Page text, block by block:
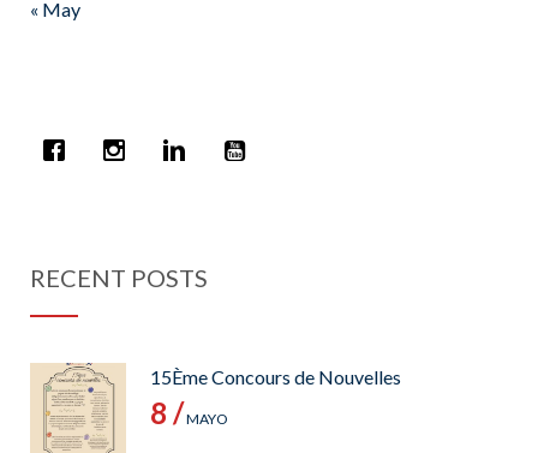
« May
RECENT POSTS
15Ème Concours de Nouvelles
8 /MAYO